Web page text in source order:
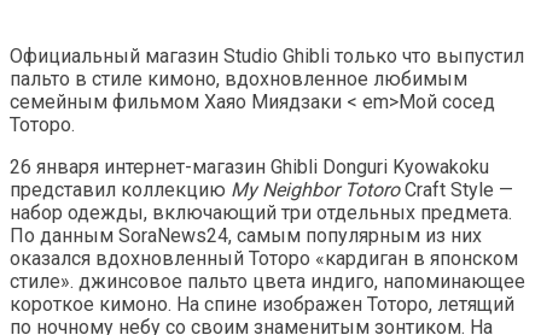
Официальный магазин Studio Ghibli только что выпустил
пальто в стиле кимоно, вдохновленное любимым
семейным фильмом Хаяо Миядзаки < em>Мой сосед
Тоторо.
26 января интернет-магазин Ghibli Donguri Kyowakoku
представил коллекцию My Neighbor TotoroCraft Style —
набор одежды, включающий три отдельных предмета.
По данным SoraNews24, самым популярным из них
оказался вдохновленный Тоторо «кардиган в японском
стиле». джинсовое пальто цвета индиго, напоминающее
короткое кимоно. На спине изображен Тоторо, летящий
по ночному небу со своим знаменитым зонтиком. На